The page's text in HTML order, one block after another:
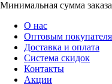
Минимальная сумма заказа
О нас
Оптовым
Доставка и оплата
Система скидок
Контакты
Акции